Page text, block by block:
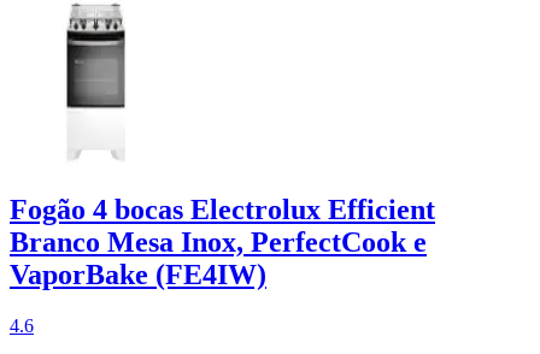
Fogão 4 bocas Electrolux Efficient
Branco Mesa Inox, PerfectCook e
VaporBake (FE4IW)
4.6